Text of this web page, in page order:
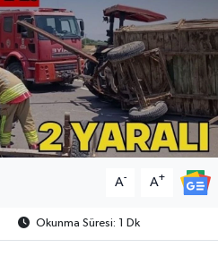
A- A+
Okunma Süresi: 1 Dk